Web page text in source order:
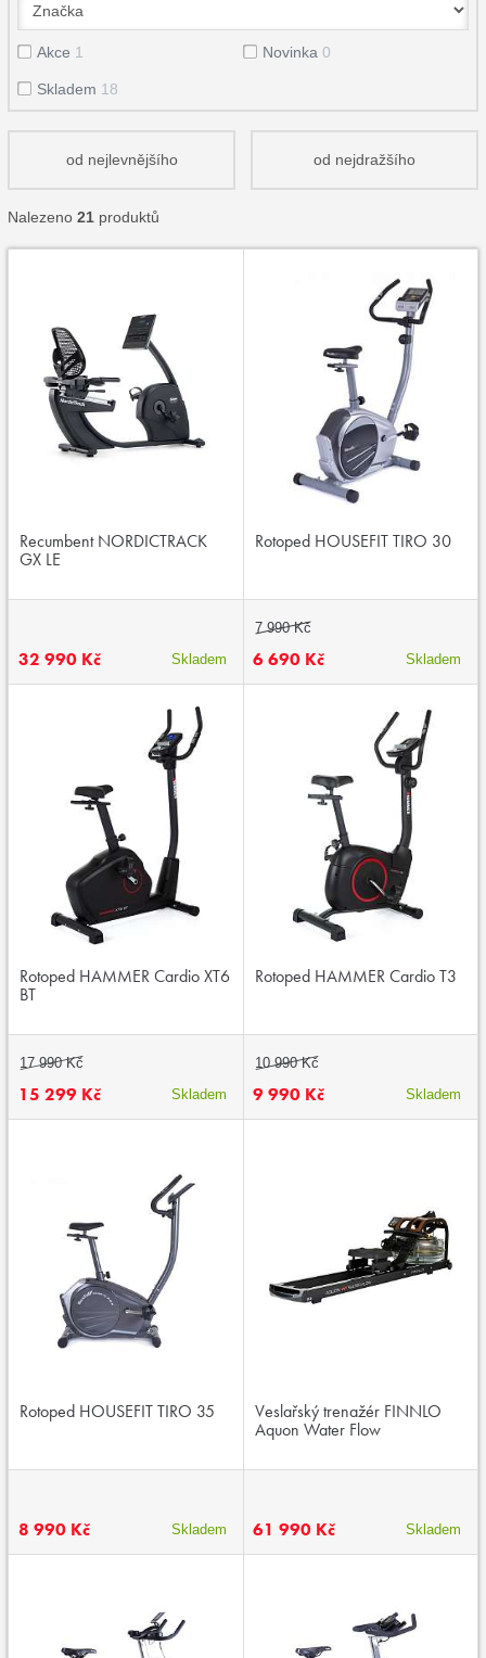
Akce 1 Novinka 0
Skladem 18
od nejlevnějšího od nejdražšího
Nalezeno 21 produktů
Recumbent NORDICTRACK
GX LE
32 990 Kč Skladem
Rotoped HOUSEFIT TIRO 30
7 990 Kč
6 690 Kč Skladem
Rotoped HAMMER Cardio XT6
BT
17 990 Kč
15 299 Kč Skladem
Rotoped HAMMER Cardio T3
10 990 Kč
9 990 Kč Skladem
Rotoped HOUSEFIT TIRO 35
8 990 Kč Skladem
Veslařský trenažér FINNLO
Aquon Water Flow
61 990 Kč Skladem